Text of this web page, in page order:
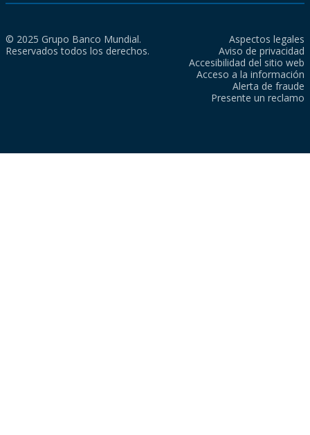
© 2025 Grupo Banco Mundial.
Reservados todos los derechos.
Aspectos legales
Aviso de privacidad
Accesibilidad del sitio web
Acceso a la información
Alerta de fraude
Presente un reclamo